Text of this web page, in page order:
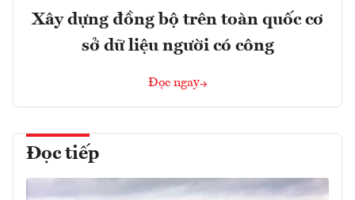
Xây dựng đồng bộ trên toàn quốc cơ
sở dữ liệu người có công
Đọc ngay
Đọc tiếp